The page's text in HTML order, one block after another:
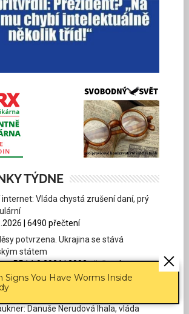
Signs You Have Worms Inside
TÝDNE
internet: Vláda chystá zrušení daní, prý
| 6490 přečtení
potvrzena. Ukrajina se stává
státem
PP | 1.8.2026 | 2883 přečtení
Klus zpívá falešně
3.8.2026 | 2730 přečtení
Danuše Nerudová lhala, vláda